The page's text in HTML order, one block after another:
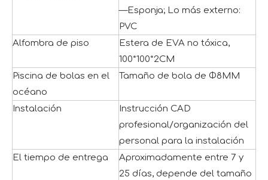
—Esponja; Lo más externo:
PVC
Alfombra de piso
Estera de EVA no tóxica,
100*100*2CM
Piscina de bolas en el
océano
Tamaño de bola de Φ8MM
Instalación
Instrucción CAD
profesional/organización del
personal para la instalación
El tiempo de entrega
Aproximadamente entre 7 y
25 días, depende del tamaño